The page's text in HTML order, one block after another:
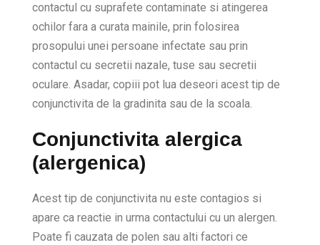
contactul cu suprafete contaminate si atingerea
ochilor fara a curata mainile, prin folosirea
prosopului unei persoane infectate sau prin
contactul cu secretii nazale, tuse sau secretii
oculare. Asadar, copiii pot lua deseori acest tip de
conjunctivita de la gradinita sau de la scoala.
Conjunctivita alergica
(alergenica)
Acest tip de conjunctivita nu este contagios si
apare ca reactie in urma contactului cu un alergen.
Poate fi cauzata de polen sau alti factori ce